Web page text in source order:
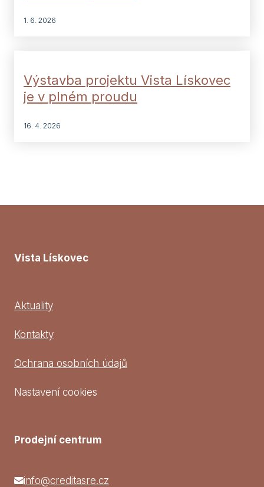
1. 6. 2026
Výstavba projektu Vista Lískovec
je v plném proudu
16. 4. 2026
Vista Lískovec
Aktuality
Kontakty
Ochrana osobních údajů
Nastavení cookies
Prodejní centrum
info@creditasre.cz